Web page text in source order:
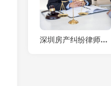
深圳房产纠纷律师解读商品房认购书之法律奥秘